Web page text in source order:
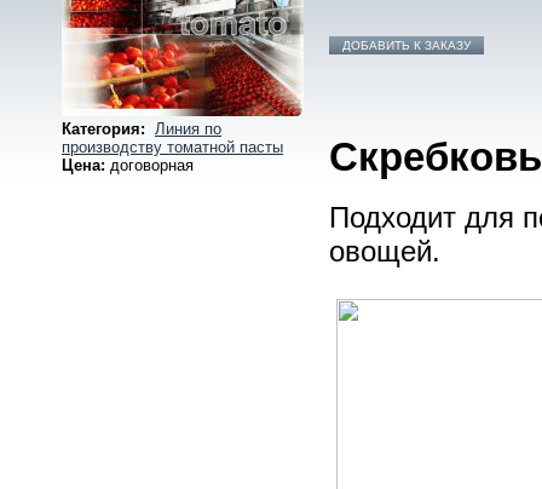
Категория: Линия по
производству томатной пасты
Цена: договорная
ДОБАВИТЬ К ЗАКАЗУ
Подходит для
овощей.